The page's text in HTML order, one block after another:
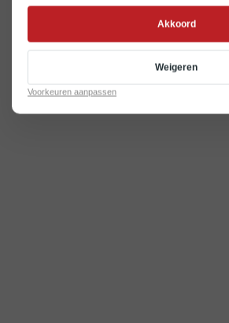
Akkoord
Weigeren
Voorkeuren aanpassen